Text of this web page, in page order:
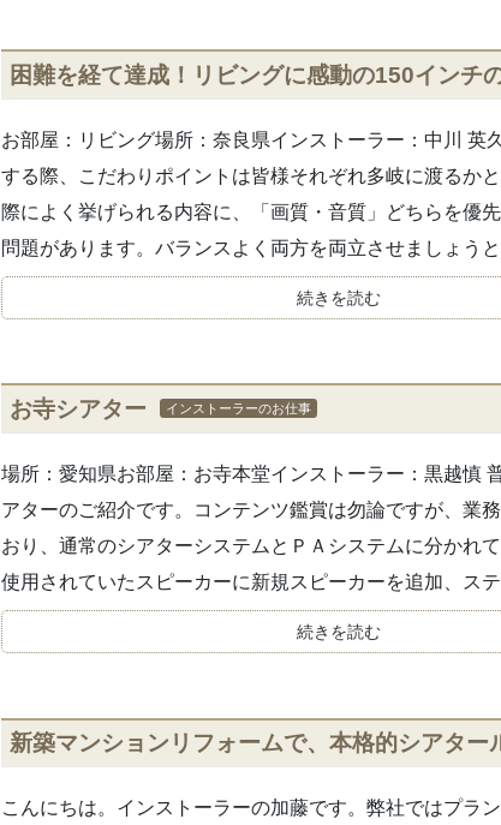
困難を経て達成！リビングに感動の150インチ
お部屋：リビング場所：奈良県インストーラー：中川 英
する際、こだわりポイントは皆様それぞれ多岐に渡るか
際によく挙げられる内容に、「画質・音質」どちらを優
問題があります。バランスよく両方を両立させましょう
続きを読む
お寺シアター インストーラーのお仕事
場所：愛知県お部屋：お寺本堂インストーラー：黒越慎
アターのご紹介です。コンテンツ鑑賞は勿論ですが、業
おり、通常のシアターシステムとＰＡシステムに分かれ
使用されていたスピーカーに新規スピーカーを追加、ス
続きを読む
新築マンションリフォームで、本格的シアター
こんにちは。インストーラーの加藤です。弊社ではプラ